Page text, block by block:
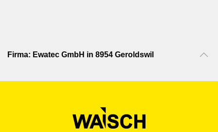
Firma: Ewatec GmbH in 8954 Geroldswil